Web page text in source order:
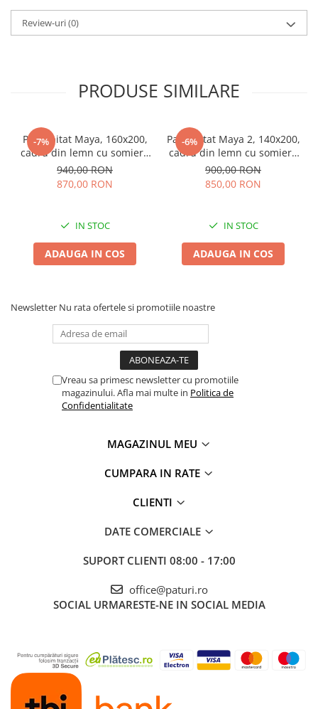
Review-uri(0)
PRODUSE SIMILARE
-7%
Pat tapitat Maya, 160x200,
cadru din lemn cu somiera
fixa, culoare Bej
940,00 RON
870,00 RON
IN STOC
ADAUGA IN COS
-6%
Pat tapitat Maya 2, 140x200,
cadru din lemn cu somiera
fixa, culoare Gri
900,00 RON
850,00 RON
IN STOC
ADAUGA IN COS
Newsletter Nu rata ofertele si promotiile noastre
Vreau sa primesc newsletter cu promotiile
magazinului. Afla mai multe in Politica de
Confidentialitate
MAGAZINUL MEU
CUMPARA IN RATE
CLIENTI
DATE COMERCIALE
SUPORT CLIENTI 08:00 - 17:00
office@paturi.ro
SOCIAL URMARESTE-NE IN SOCIAL MEDIA